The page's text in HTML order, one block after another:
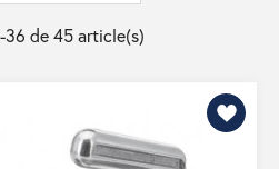
36 de 45 article(s)